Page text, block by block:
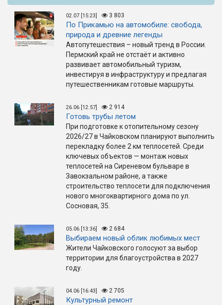
02.07 [15:23] 3 803
По Прикамью на автомобиле: свобода,
природа и древние легенды
Автопутешествия – новый тренд в России.
Пермский край не отстаёт и активно
развивает автомобильный туризм,
инвестируя в инфраструктуру и предлагая
путешественникам готовые маршруты.
26.06 [12:57] 2 914
Готовь трубы летом
При подготовке к отопительному сезону
2026/27 в Чайковском планируют выполнить
перекладку более 2 км теплосетей. Среди
ключевых объектов — монтаж новых
теплосетей на Сиреневом бульваре в
Завокзальном районе, а также
строительство теплосети для подключения
нового многоквартирного дома по ул.
Сосновая, 35.
05.06 [13:36] 2 684
Выбираем новый облик любимых мест
Жители Чайковского голосуют за выбор
территории для благоустройства в 2027
году.
04.06 [16:43] 2 705
Культурный ремонт